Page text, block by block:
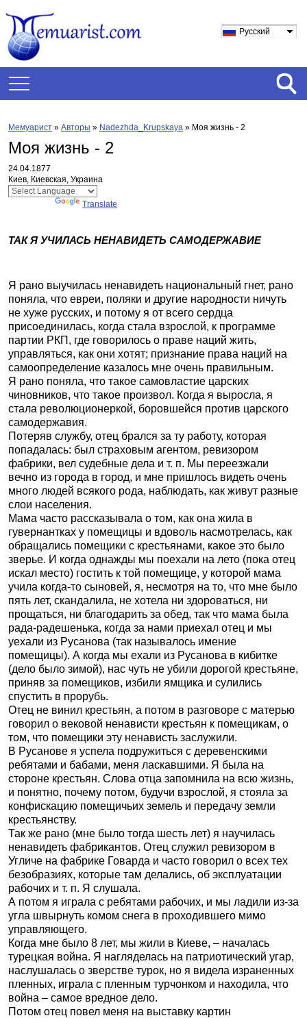
Русский
Мемуарист » Авторы » Nadezhda_Krupskaya » Моя жизнь - 2
Моя жизнь - 2
24.04.1877
Киев, Киевская, Украина
Translate
ТАК Я УЧИЛАСЬ НЕНАВИДЕТЬ САМОДЕРЖАВИЕ
Я рано выучилась ненавидеть национальный гнет, рано
поняла, что евреи, поляки и другие народности ничуть
не хуже русских, и потому я от всего сердца
присоединилась, когда стала взрослой, к программе
партии РКП, где говорилось о праве наций жить,
управляться, как они хотят; признание права наций на
самоопределение казалось мне очень правильным.
Я рано поняла, что такое самовластие царских
чиновников, что такое произвол. Когда я выросла, я
стала революционеркой, боровшейся против царского
самодержавия.
Потеряв службу, отец брался за ту работу, которая
попадалась: был страховым агентом, ревизором
фабрики, вел судебные дела и т. п. Мы переезжали
вечно из города в город, и мне пришлось видеть очень
много людей всякого рода, наблюдать, как живут разные
слои населения.
Мама часто рассказывала о том, как она жила в
гувернантках у помещицы и вдоволь насмотрелась, как
обращались помещики с крестьянами, какое это было
зверье. И когда однажды мы поехали на лето (пока отец
искал место) гостить к той помещице, у которой мама
учила когда-то сыновей, я, несмотря на то, что мне было
пять лет, скандалила, не хотела ни здороваться, ни
прощаться, ни благодарить за обед, так что мама была
рада-радешенька, когда за нами приехал отец и мы
уехали из Русанова (так называлось имение
помещицы). А когда мы ехали из Русанова в кибитке
(дело было зимой), нас чуть не убили дорогой крестьяне,
приняв за помещиков, избили ямщика и сулились
спустить в прорубь.
Отец не винил крестьян, а потом в разговоре с матерью
говорил о вековой ненависти крестьян к помещикам, о
том, что помещики эту ненависть заслужили.
В Русанове я успела подружиться с деревенскими
ребятами и бабами, меня ласкавшими. Я была на
стороне крестьян. Слова отца запомнила на всю жизнь,
и понятно, почему потом, будучи взрослой, я стояла за
конфискацию помещичьих земель и передачу земли
крестьянству.
Так же рано (мне было тогда шесть лет) я научилась
ненавидеть фабрикантов. Отец служил ревизором в
Угличе на фабрике Говарда и часто говорил о всех тех
безобразиях, которые там делались, об эксплуатации
рабочих и т. п. Я слушала.
А потом я играла с ребятами рабочих, и мы ладили из-за
угла швырнуть комом снега в проходившего мимо
управляющего.
Когда мне было 8 лет, мы жили в Киеве, – началась
турецкая война. Я нагляделась на патриотический угар,
наслушалась о зверстве турок, но я видела израненных
пленных, играла с пленным турчонком и находила, что
война – самое вредное дело.
Потом отец повел меня на выставку картин